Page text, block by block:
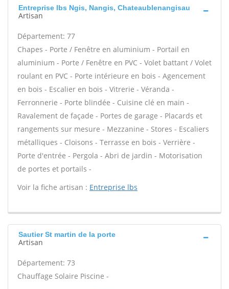
Entreprise lbs Ngis, Nangis, Chateaublenangisau
Artisan
Département: 77
Chapes - Porte / Fenêtre en aluminium - Portail en
aluminium - Porte / Fenêtre en PVC - Volet battant / Volet
roulant en PVC - Porte intérieure en bois - Agencement
en bois - Escalier en bois - Vitrerie - Véranda -
Ferronnerie - Porte blindée - Cuisine clé en main -
Ravalement de façade - Portes de garage - Placards et
rangements sur mesure - Mezzanine - Stores - Escaliers
métalliques - Cloisons - Terrasse en bois - Verrière -
Porte d'entrée - Pergola - Abri de jardin - Motorisation
de portes et portails -
Voir la fiche artisan : Entreprise lbs
Sautier St martin de la porte
Artisan
Département: 73
Chauffage Solaire Piscine -